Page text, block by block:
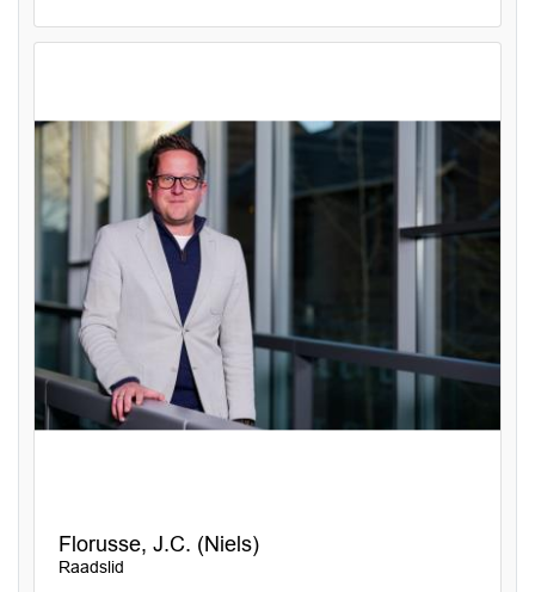
Florusse, J.C. (Niels)
Raadslid